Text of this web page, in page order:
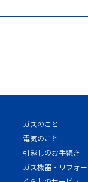
ガスのこと
電気のこと
引越しのお手続き
ガス機器・リフォ